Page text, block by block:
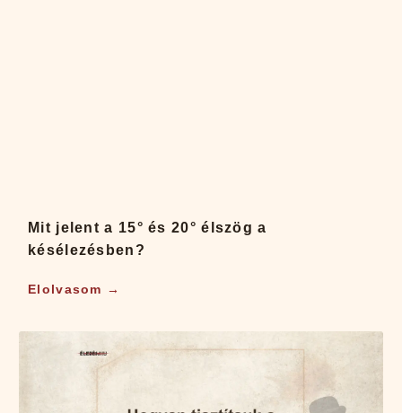
Mit jelent a 15° és 20° élszög a
késélezésben?
Elolvasom →